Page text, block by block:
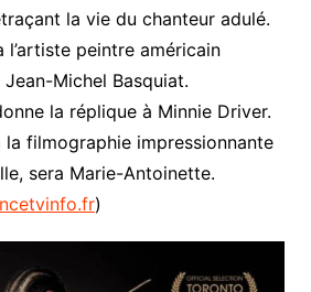
la vie du chanteur adulé.
l’artiste peintre américain
Jean-Michel Basquiat.
la réplique à Minnie Driver.
la filmographie impressionnante
sera Marie-Antoinette.
)